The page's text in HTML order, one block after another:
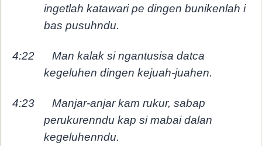
ingetlah katawari pe dingen bunikenlah i
bas pusuhndu.
4:22
Man kalak si ngantusisa datca
kegeluhen dingen kejuah-juahen.
4:23
Manjar-anjar kam rukur, sabap
perukurenndu kap si mabai dalan
kegeluhenndu.